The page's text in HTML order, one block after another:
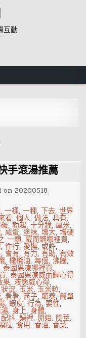
互動
手滾湯推薦
on20200518
,一樣,一種,下去,世界
看,個人,做法,具有,
,勃起,十分鐘,厘米,
,咸蛋,塗抹,增大,增硬
一顆,威而鋼哪裡買,
,性行, 愛撫, 或許,
, 會有,有力,有助,有效
,橄欖油,每個,沸騰,
泰國果凍哪裡買,
,泰國果凍威而鋼心得
果,液態威心得,
狀況,玉米,玉米粒,
,看看,筷子,節奏,簡單
,蝦皮,行為,要性,
,身上,身體,
配料,鍋裡, 開始, 陰莖,
粒,食用,香油,香菜,